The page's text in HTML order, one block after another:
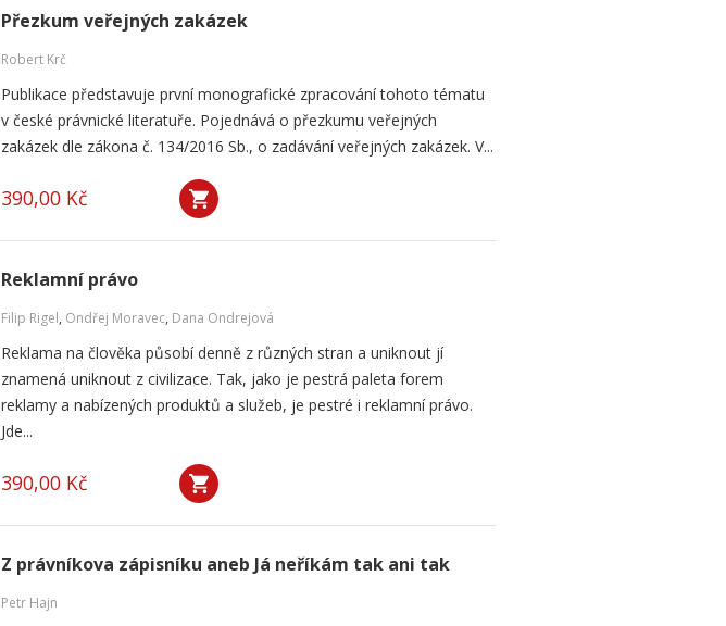
Přezkum veřejných zakázek
Robert Krč
Publikace představuje první monografické zpracování tohoto tématu
v české právnické literatuře. Pojednává o přezkumu veřejných
zakázek dle zákona č. 134/2016 Sb., o zadávání veřejných zakázek. V...
390,00 Kč
Reklamní právo
Filip Rigel, Ondřej Moravec, Dana Ondrejová
Reklama na člověka působí denně z různých stran a uniknout jí
znamená uniknout z civilizace. Tak, jako je pestrá paleta forem
reklamy a nabízených produktů a služeb, je pestré i reklamní právo.
Jde...
390,00 Kč
Z právníkova zápisníku aneb Já neříkám tak ani tak
Petr Hajn